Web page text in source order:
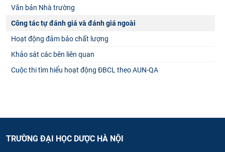
Văn bản Nhà trường
Công tác tự đánh giá và đánh giá ngoài
Hoạt động đảm bảo chất lượng
Khảo sát các bên liên quan
Cuộc thi tìm hiểu hoạt động ĐBCL theo AUN-QA
TRƯỜNG ĐẠI HỌC DƯỢC HÀ NỘI